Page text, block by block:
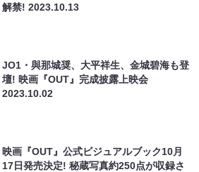
解禁!2023.10.13
JO1・與那城奨、大平祥生、金城碧海も登
壇! 映画『OUT』完成披露上映会
2023.10.02
映画『OUT』公式ビジュアルブック10月
17日発売決定! 秘蔵写真約250点が収録さ